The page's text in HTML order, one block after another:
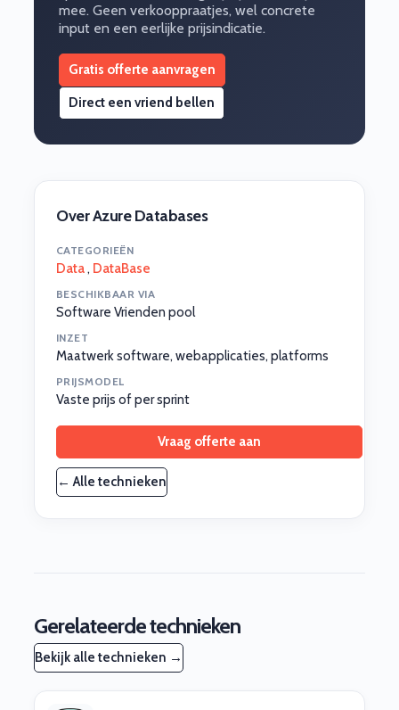
mee. Geen verkooppraatjes, wel concrete
input en een eerlijke prijsindicatie.
Gratis offerte aanvragen
Direct een vriend bellen
Over Azure Databases
CATEGORIEËN
Data, DataBase
BESCHIKBAAR VIA
Software Vrienden pool
INZET
Maatwerk software, webapplicaties, platforms
PRIJSMODEL
Vaste prijs of per sprint
Vraag offerte aan
← Alle technieken
Gerelateerde technieken
Bekijk alle technieken →